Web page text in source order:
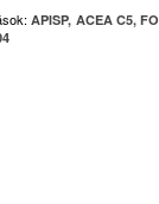
APISP, ACEA C5,